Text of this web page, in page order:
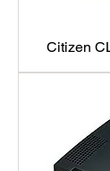
Citizen